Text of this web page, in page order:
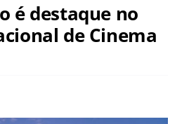
é destaque no
de Cinema